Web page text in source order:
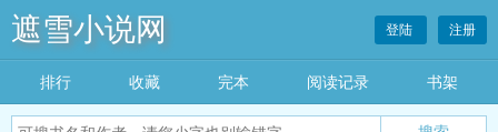
遮雪小说网 登陆 注册
排行 收藏 完本 阅读记录 书架